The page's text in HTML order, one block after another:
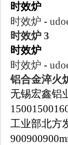
时效炉
时效炉 -
时效炉 3
时效炉
时效炉 -
铝合金淬火
无锡宏鑫铝
工业部北方